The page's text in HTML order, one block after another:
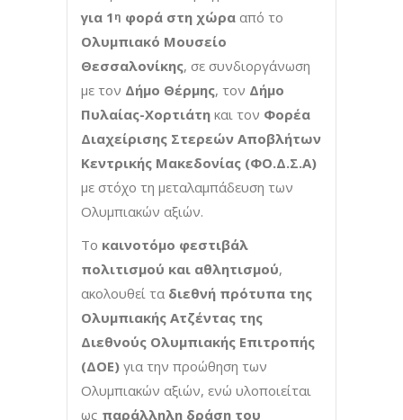
για 1 η φορά στη χώρα από το
Ολυμπιακό Μουσείο
Θεσσαλονίκης, σε συνδιοργάνωση
με τον Δήμο Θέρμης, τον Δήμο
Πυλαίας-Χορτιάτη και τον Φορέα
Διαχείρισης Στερεών Αποβλήτων
Κεντρικής Μακεδονίας (ΦΟ.Δ.Σ.Α)
με στόχο τη μεταλαμπάδευση των
Ολυμπιακών αξιών.
Το καινοτόμο φεστιβάλ
πολιτισμού και αθλητισμού,
ακολουθεί τα διεθνή πρότυπα της
Ολυμπιακής Ατζέντας της
Διεθνούς Ολυμπιακής Επιτροπής
(ΔΟΕ) για την προώθηση των
Ολυμπιακών αξιών, ενώ υλοποιείται
ως παράλληλη δράση του